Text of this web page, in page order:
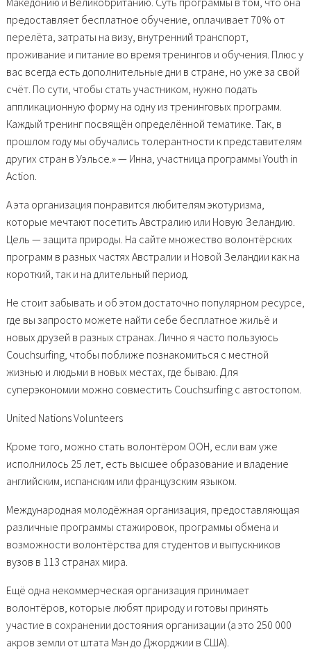
предоставляет бесплатное обучение, оплачивает 70% от
перелёта, затраты на визу, внутренний транспорт,
проживание и питание во время тренингов и обучения. Плюс у
вас всегда есть дополнительные дни в стране, но уже за свой
счёт. По сути, чтобы стать участником, нужно подать
аппликационную форму на одну из тренинговых программ.
Каждый тренинг посвящён определённой тематике. Так, в
прошлом году мы обучались толерантности к представителям
других стран в Уэльсе.» — Инна, участница программы Youth in
Action.
А эта организация понравится любителям экотуризма,
которые мечтают посетить Австралию или Новую Зеландию.
Цель — защита природы. На сайте множество волонтёрских
программ в разных частях Австралии и Новой Зеландии как на
короткий, так и на длительный период.
Не стоит забывать и об этом достаточно популярном ресурсе,
где вы запросто можете найти себе бесплатное жильё и
новых друзей в разных странах. Лично я часто пользуюсь
Couchsurfing, чтобы поближе познакомиться с местной
жизнью и людьми в новых местах, где бываю. Для
суперэкономии можно совместить Couchsurfing с автостопом.
United Nations Volunteers
Кроме того, можно стать волонтёром ООН, если вам уже
исполнилось 25 лет, есть высшее образование и владение
английским, испанским или французским языком.
Международная молодёжная организация, предоставляющая
различные программы стажировок, программы обмена и
возможности волонтёрства для студентов и выпускников
вузов в 113 странах мира.
Ещё одна некоммерческая организация принимает
волонтёров, которые любят природу и готовы принять
участие в сохранении достояния организации (а это 250 000
акров земли от штата Мэн до Джорджии в США).